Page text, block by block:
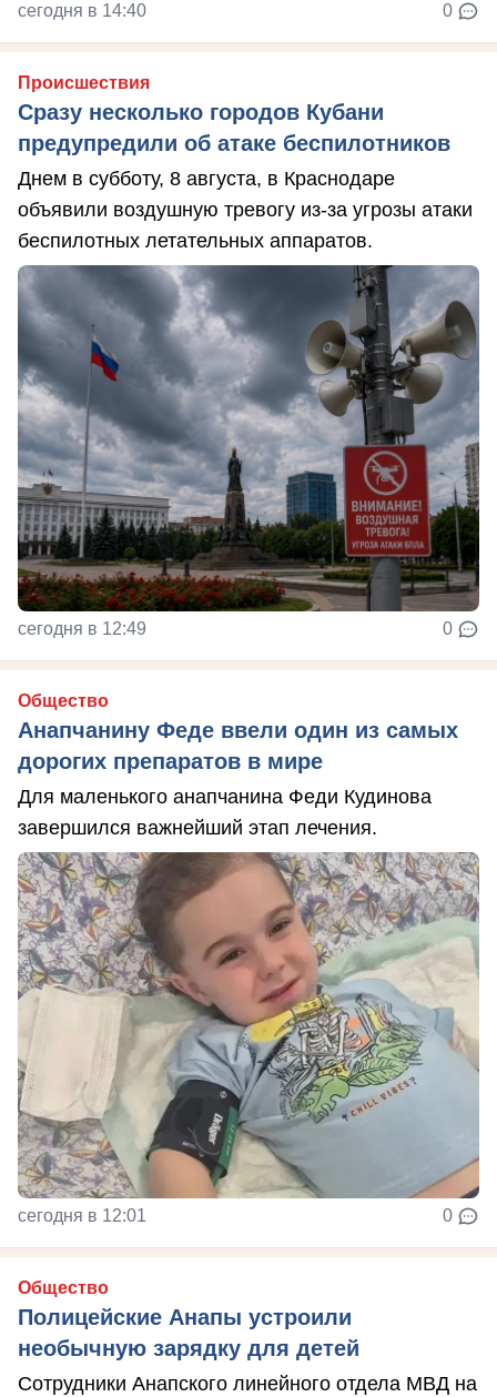
сегодня в 14:40 0
Происшествия
Сразу несколько городов Кубани
предупредили об атаке беспилотников
Днем в субботу, 8 августа, в Краснодаре
объявили воздушную тревогу из-за угрозы атаки
беспилотных летательных аппаратов.
сегодня в 12:49 0
Общество
Анапчанину Феде ввели один из самых
дорогих препаратов в мире
Для маленького анапчанина Феди Кудинова
завершился важнейший этап лечения.
сегодня в 12:01 0
Общество
Полицейские Анапы устроили
необычную зарядку для детей
Сотрудники Анапского линейного отдела МВД на